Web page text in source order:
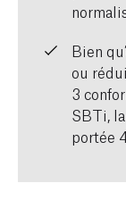
Bien
ou
3
SBTi,
portée